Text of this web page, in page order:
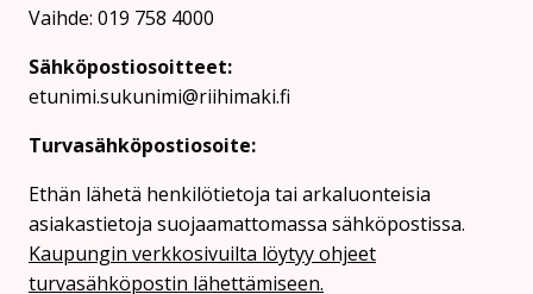
Vaihde: 019 758 4000
Sähköpostiosoitteet:
etunimi.sukunimi@riihimaki.fi
Turvasähköpostiosoite:
Ethän lähetä henkilötietoja tai arkaluonteisia
asiakastietoja suojaamattomassa sähköpostissa.
Kaupungin verkkosivuilta löytyy ohjeet
turvasähköpostin lähettämiseen.